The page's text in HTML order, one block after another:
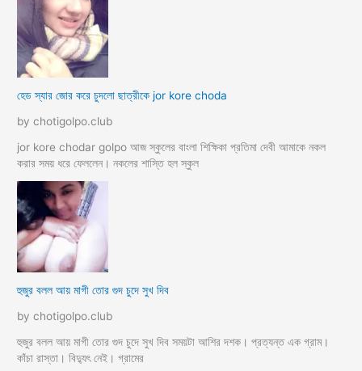
হেড স্যার জোর করে চুদলো ছাত্রীকে jor kore choda
by chotigolpo.club
jor kore chodar golpo আজ স্কুলের বাংলা শিক্ষিকা প্রতিমা দেবী আমাকে নকল
করার সময় ধরে ফেললেন। নকলের শাস্তি হল স্কুল
হুজুর বলল আয় মাগী তোর গুদ চুদে সুখ দিব
by chotigolpo.club
হুজুর বলল আয় মাগী তোর গুদ চুদে সুখ দিব সময়টা আশির দশক। প্রত্যন্ত এক গ্রাম।
কাঁচা রাস্তা। বিদ্যুৎ নেই। গ্রামের